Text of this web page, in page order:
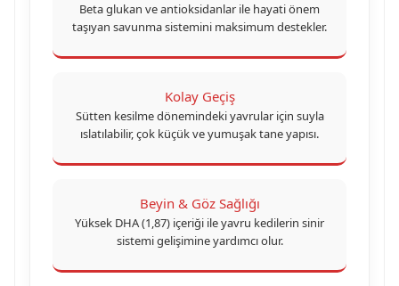
Beta glukan ve antioksidanlar ile hayati önem
taşıyan savunma sistemini maksimum destekler.
Kolay Geçiş
Sütten kesilme dönemindeki yavrular için suyla
ıslatılabilir, çok küçük ve yumuşak tane yapısı.
Beyin & Göz Sağlığı
Yüksek DHA (1,87) içeriği ile yavru kedilerin sinir
sistemi gelişimine yardımcı olur.